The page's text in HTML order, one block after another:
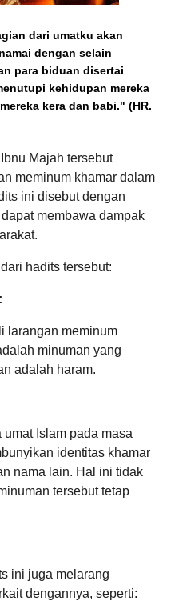
dari umatku akan
dengan selain
para biduan disertai
kehidupan mereka
kera dan babi." (HR.
Majah tersebut
meminum khamar dalam
ini disebut dengan
membawa dampak
hadits tersebut:
larangan meminum
minuman yang
adalah haram.
Islam pada masa
identitas khamar
nama lain. Hal ini tidak
tersebut tetap
ini juga melarang
dengannya, seperti: